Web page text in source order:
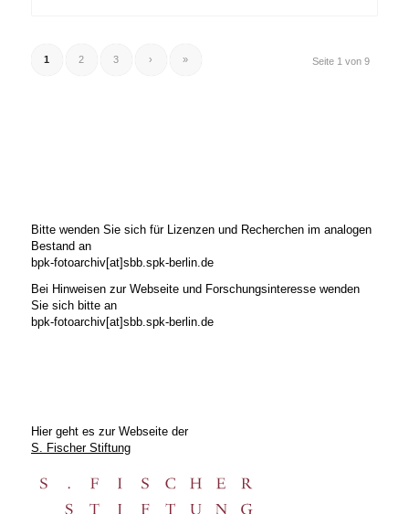
Seite 1 von 9
1 2 3 › »
Bitte wenden Sie sich für Lizenzen und Recherchen im analogen
Bestand an
bpk-fotoarchiv[at]sbb.spk-berlin.de
Bei Hinweisen zur Webseite und Forschungsinteresse wenden
Sie sich bitte an
bpk-fotoarchiv[at]sbb.spk-berlin.de
Hier geht es zur Webseite der
S. Fischer Stiftung